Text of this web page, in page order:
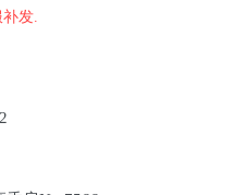
发.